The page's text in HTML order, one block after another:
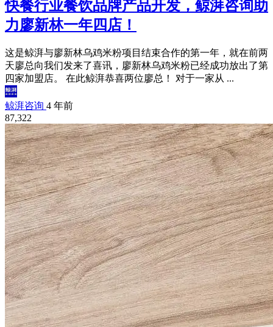
快餐行业餐饮品牌产品开发，鲸湃咨询助
力廖新林一年四店！
这是鲸湃与廖新林乌鸡米粉项目结束合作的第一年，就在前两
天廖总向我们发来了喜讯，廖新林乌鸡米粉已经成功放出了第
四家加盟店。 在此鲸湃恭喜两位廖总！ 对于一家从 ...
鲸湃咨询 4 年前
87,322